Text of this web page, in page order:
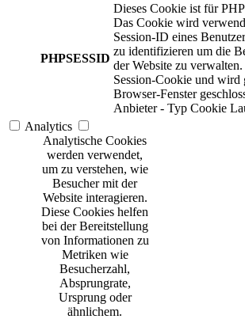
PHPSESSID
Dieses Cookie ist für
Das Cookie wird
Session-ID eines
zu identifizieren um die
der Website zu
Session-Cookie und wird
Browser-Fenster
Anbieter - Typ Cookie
Analytics
Analytische Cookies
werden verwendet,
um zu verstehen, wie
Besucher mit der
Website interagieren.
Diese Cookies helfen
bei der Bereitstellung
von Informationen zu
Metriken wie
Besucherzahl,
Absprungrate,
Ursprung oder
ähnlichem.